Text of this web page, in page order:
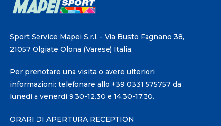
Sport Service Mapei S.r.l. - Via Busto Fagnano 38,
21057 Olgiate Olona (Varese) Italia.
Per prenotare una visita o avere ulteriori
informazioni: telefonare allo +39 0331 575757 da
lunedì a venerdì 9.30-12.30 e 14.30-17.30.
ORARI DI APERTURA RECEPTION